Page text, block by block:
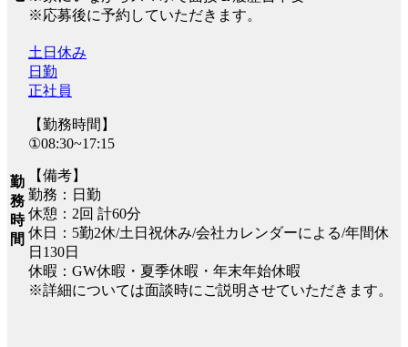
※応募後に予約していただきます。
勤
務
時
間
土日休み
日勤
正社員
【勤務時間】
①08:30~17:15
【備考】
勤務：日勤
休憩：2回 計60分
休日：5勤2休/土日祝休み/会社カレンダーによる/年間休
日130日
休暇：GW休暇・夏季休暇・年末年始休暇
※詳細については面談時にご説明させていただきます。